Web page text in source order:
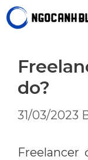
Chuyển
đến
dung
do?
31/03/2023